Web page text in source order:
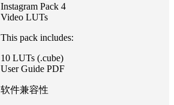
Instagram Pack 4
Video LUTs
This pack includes:
10 LUTs (.cube)
User Guide PDF
软件兼容性